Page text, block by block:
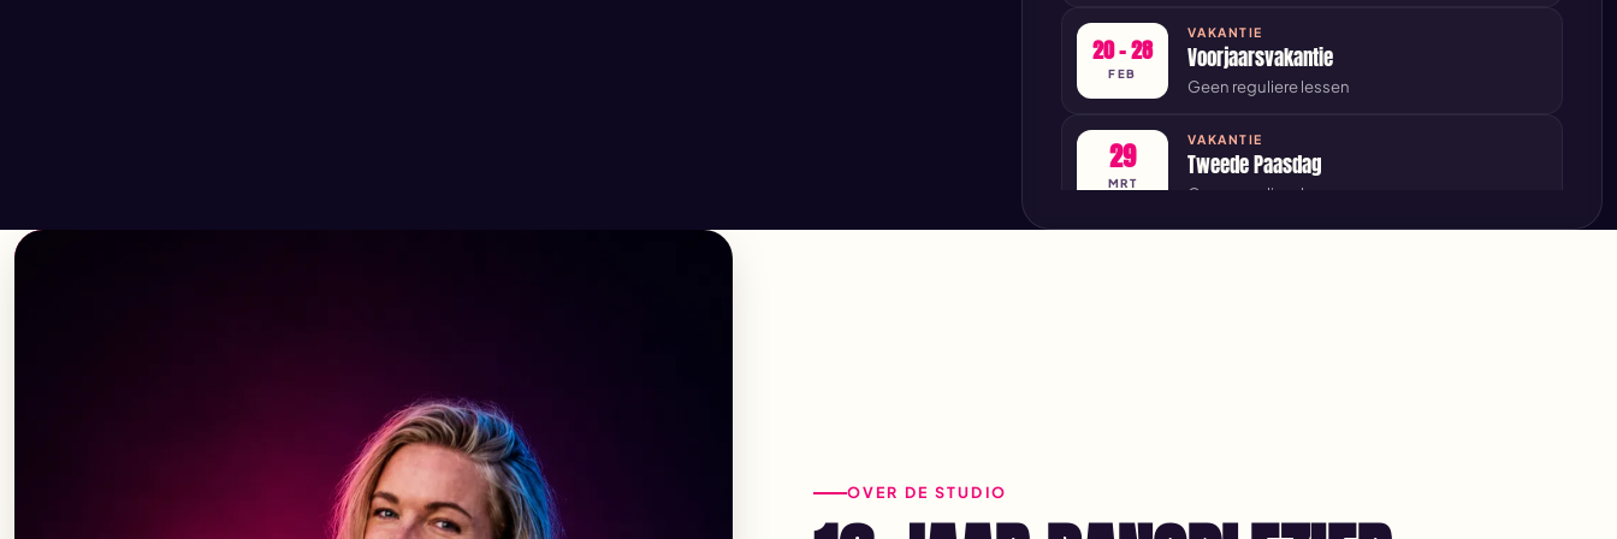
20 – 28
FEB
VAKANTIE
Voorjaarsvakantie
Geen reguliere lessen
29
MRT
VAKANTIE
Tweede Paasdag
Geen reguliere lessen
AUG Geen reguliere lessen
OVER DE STUDIO